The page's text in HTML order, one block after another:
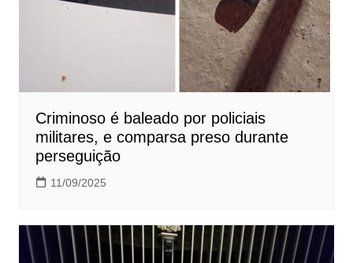
Criminoso é baleado por policiais
militares, e comparsa preso durante
perseguição
11/09/2025